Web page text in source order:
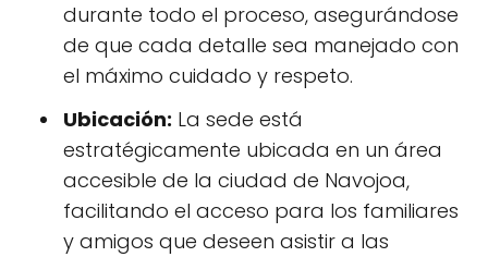
durante todo el proceso, asegurándose
de que cada detalle sea manejado con
el máximo cuidado y respeto.
Ubicación: La sede está
estratégicamente ubicada en un área
accesible de la ciudad de Navojoa,
facilitando el acceso para los familiares
y amigos que deseen asistir a las